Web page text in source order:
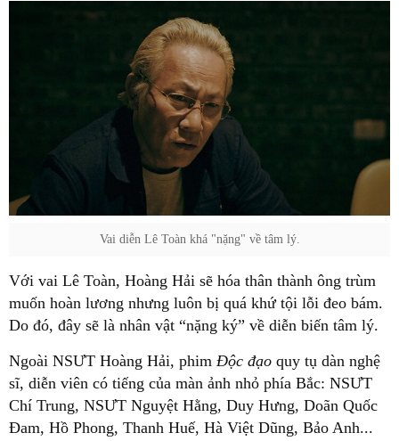
Vai diễn Lê Toàn khá "nặng" về tâm lý.
Với vai Lê Toàn, Hoàng Hải sẽ hóa thân thành ông trùm
muốn hoàn lương nhưng luôn bị quá khứ tội lỗi đeo bám.
Do đó, đây sẽ là nhân vật “nặng ký” về diễn biến tâm lý.
Ngoài NSƯT Hoàng Hải, phim Độc đạo quy tụ dàn nghệ
sĩ, diễn viên có tiếng của màn ảnh nhỏ phía Bắc: NSƯT
Chí Trung, NSƯT Nguyệt Hằng, Duy Hưng, Doãn Quốc
Đam, Hồ Phong, Thanh Huế, Hà Việt Dũng, Bảo Anh...